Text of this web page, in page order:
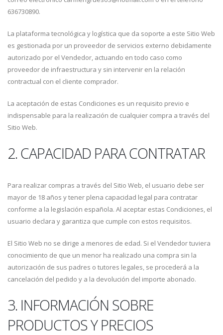
636730890.
La plataforma tecnológica y logística que da soporte a este Sitio Web
es gestionada por un proveedor de servicios externo debidamente
autorizado por el Vendedor, actuando en todo caso como
proveedor de infraestructura y sin intervenir en la relación
contractual con el cliente comprador.
La aceptación de estas Condiciones es un requisito previo e
indispensable para la realización de cualquier compra a través del
Sitio Web.
2. CAPACIDAD PARA CONTRATAR
Para realizar compras a través del Sitio Web, el usuario debe ser
mayor de 18 años y tener plena capacidad legal para contratar
conforme a la legislación española. Al aceptar estas Condiciones, el
usuario declara y garantiza que cumple con estos requisitos.
El Sitio Web no se dirige a menores de edad. Si el Vendedor tuviera
conocimiento de que un menor ha realizado una compra sin la
autorización de sus padres o tutores legales, se procederá a la
cancelación del pedido y a la devolución del importe abonado.
3. INFORMACIÓN SOBRE
PRODUCTOS Y PRECIOS